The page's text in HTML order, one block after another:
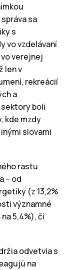
sa
s
vo vzdelávaní
verejnej
len v
rekreácií
a
boli
kde mzdy
slovami
rastu
– od
(z 13,2%
významné
5,4%), či
odvetvia s
na